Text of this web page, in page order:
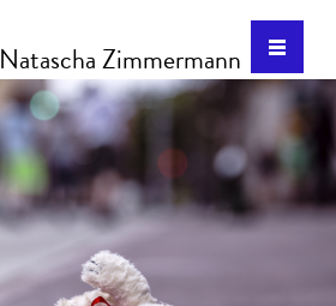
Natascha Zimmermann